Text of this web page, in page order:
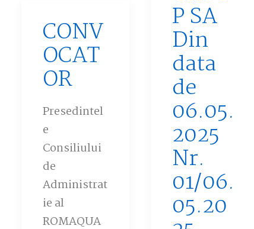
P SA
Din
data
de
06.05.
2025
Nr.
01/06.
05.20
CONV
OCAT
OR
Presedintel
e
Consiliului
de
Administrat
ie al
ROMAQUA